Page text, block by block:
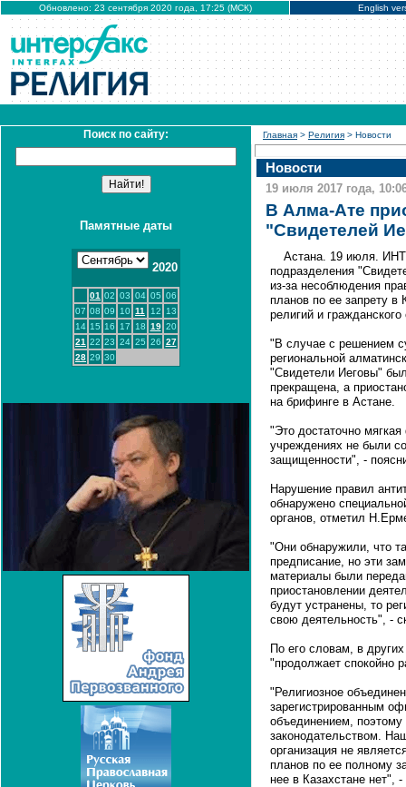
Обновлено: 23 сентября 2020 года, 17:25 (МСК) English
Поиск по сайту:
Памятные даты
2020
01 02 03 04 05 06
07 08 09 10 11 12
13
14 15 16 17 18 19 20
21 22 23 24 25 26 27
28 29 30
Главная > Религия > Новости
Новости
19 июля 2017 года,
В Алма-Ате
"Свидетелей
Астана. 19 июля.
подразделения
из-за несоблюдения
планов по ее запрету в
религий и
"В случае с решением
региональной
"Свидетели Иеговы"
прекращена, а
на брифинге в Астане.
"Это достаточно
учреждениях не были
защищенности", -
Нарушение правил
обнаружено
органов, отметил
"Они обнаружили, что
предписание, но эти
материалы были
приостановлении
будут устранены, то
свою деятельность", -
По его словам, в
"продолжает спокойно
"Религиозное
зарегистрированным
объединением, поэтому
законодательством.
организация не
планов по ее полному
нее в Казахстане нет", -